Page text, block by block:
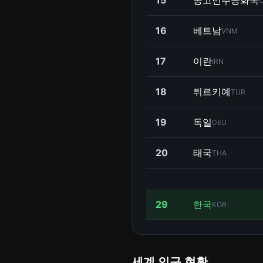
16 베트남VNM
17 이란IRN
18 튀르키예TUR
19 독일 DEU
20 태국THA
29 한국KOR